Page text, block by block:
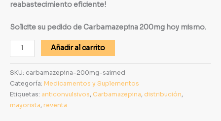
reabastecimiento eficiente!
Solicite su pedido de Carbamazepina 200mg hoy mismo.
Añadir al carrito
SKU: carbamazepina-200mg-saimed
Categoría: Medicamentos y Suplementos
Etiquetas: anticonvulsivos, Carbamazepina, distribución,
mayorista, reventa